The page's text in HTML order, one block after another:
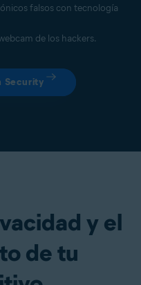
falsos con tecnología
de los hackers.
Security
y el
de tu